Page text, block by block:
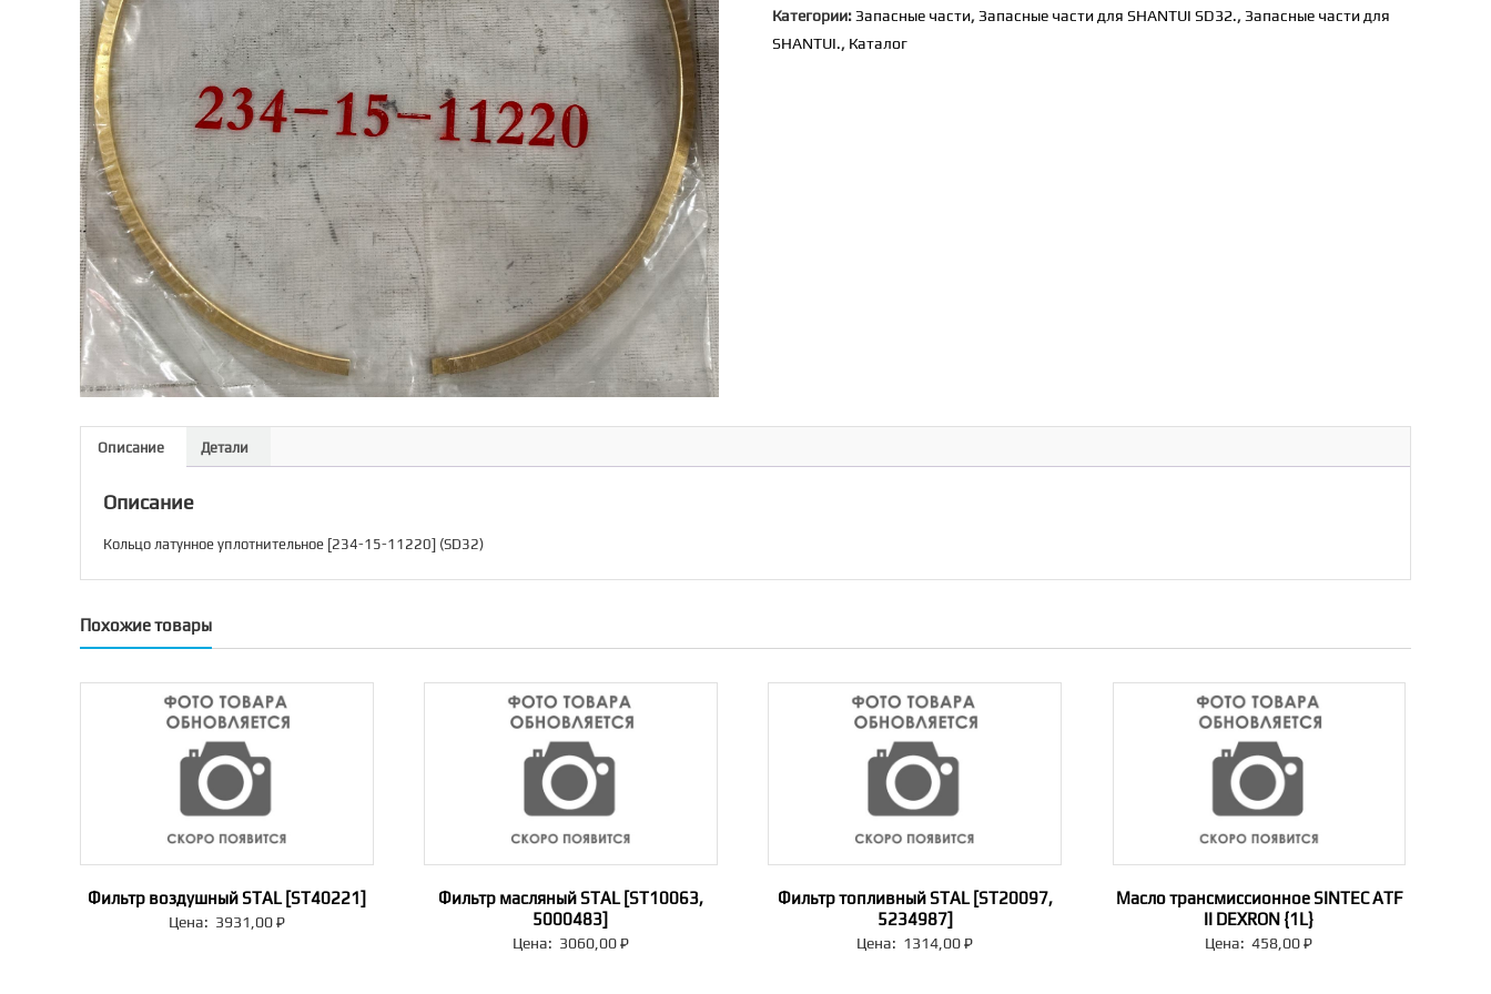
уплотнительное
[234-
Категории: Запасные части, Запасные части для SHANTUI SD32., Запасные части для
SHANTUI., Каталог
Описание Детали
Описание
Кольцо латунное уплотнительное [234-15-11220] (SD32)
Похожие товары
Фильтр воздушный STAL [ST40221]
Цена: 3931,00₽
Фильтр масляный STAL [ST10063,
5000483]
Цена: 3060,00₽
Фильтр топливный STAL [ST20097,
5234987]
Цена: 1314,00₽
Масло трансмиссионное SINTEC ATF
II DEXRON {1L}
Цена: 458,00₽